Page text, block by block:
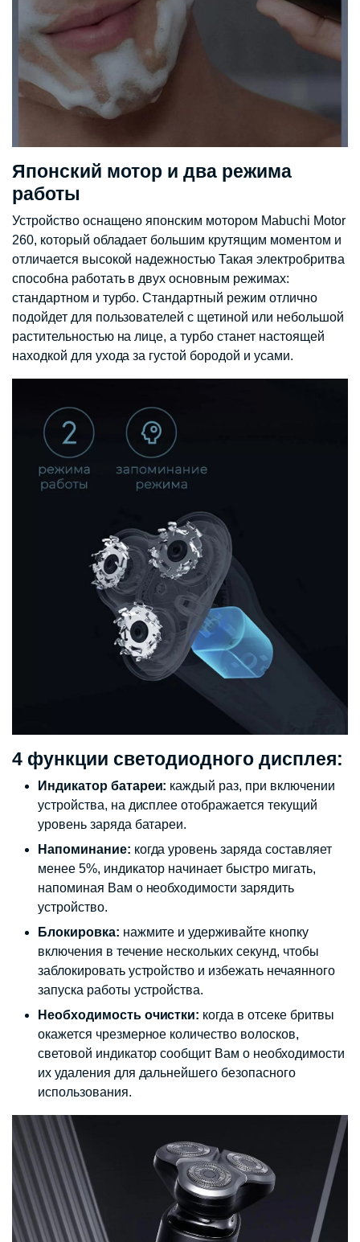
Японский мотор и два режима
работы
Устройство оснащено японским мотором Mabuchi Motor
260, который обладает большим крутящим моментом и
отличается высокой надежностью Такая электробритва
способна работать в двух основным режимах:
стандартном и турбо. Стандартный режим отлично
подойдет для пользователей с щетиной или небольшой
растительностью на лице, а турбо станет настоящей
находкой для ухода за густой бородой и усами.
4 функции светодиодного дисплея:
Индикатор батареи: каждый раз, при включении
устройства, на дисплее отображается текущий
уровень заряда батареи.
Напоминание: когда уровень заряда составляет
менее 5%, индикатор начинает быстро мигать,
напоминая Вам о необходимости зарядить
устройство.
Блокировка: нажмите и удерживайте кнопку
включения в течение нескольких секунд, чтобы
заблокировать устройство и избежать нечаянного
запуска работы устройства.
Необходимость очистки: когда в отсеке бритвы
окажется чрезмерное количество волосков,
световой индикатор сообщит Вам о необходимости
их удаления для дальнейшего безопасного
использования.